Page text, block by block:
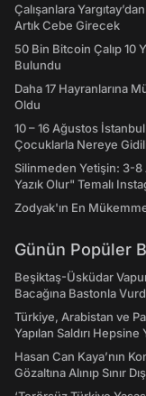
Çalışanlara
Artık Cebe Girecek
50 Bin Bitcoin Çalıp 10
Bulundu
Daha 17 Hayranlarına
Oldu
10 – 16 Ağustos
Çocuklarla Nereye
Silinmeden Yetişin: 3-8
Yazık Olur" Temalı
Zodyak'ın En
Günün Popüler
Beşiktaş-Üsküdar
Bacağına Bastonla
Türkiye, Arabistan ve
Yapılan Saldırı Hepsine
Hasan Can Kaya’nın
Gözaltına Alınıp Sınır